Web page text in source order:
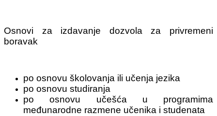
Osnovi za izdavanje dozvola za privremeni
boravak
po osnovu školovanja ili učenja jezika
po osnovu studiranja
po osnovu učešća u programima
međunarodne razmene učenika i studenata